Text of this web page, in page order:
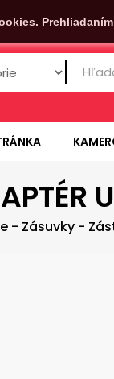
- Zásuvky -